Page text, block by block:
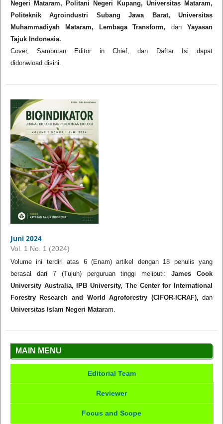
Negeri Mataram, Politani Negeri Kupang, Universitas Mataram,
Politeknik Agroindustri Subang Jawa Barat, Universitas
Muhammadiyah Mataram, Lembaga Transform,dan Yayasan
Tajuk Indonesia.
Cover, Sambutan Editor in Chief, dan Daftar Isi dapat
didonwload disini.
Juni 2024
Vol. 1 No. 1 (2024)
Volume ini terdiri atas 6 (Enam) artikel dengan 18 penulis yang
berasal dari 7 (Tujuh) perguruan tinggi meliputi:James Cook
University Australia, IPB University, The Center for International
Forestry Research and World Agroforestry (CIFOR-ICRAF), dan
Universitas Islam Negeri Mataram.
MAIN MENU
Editorial Team
Reviewer
Focus and Scope